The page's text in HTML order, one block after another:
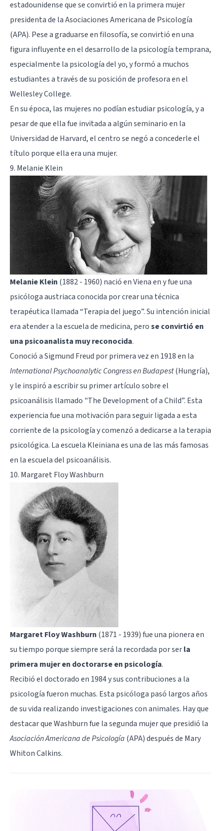
estadounidense que se convirtió en la primera mujer
presidenta de la Asociaciones Americana de Psicología
(APA). Pese a graduarse en filosofía, se convirtió en una
figura influyente en el desarrollo de la psicología temprana,
especialmente la psicología del yo, y formó a muchos
estudiantes a través de su posición de profesora en el
Wellesley College.
En su época, las mujeres no podían estudiar psicología, y a
pesar de que ella fue invitada a algún seminario en la
Universidad de Harvard, el centro se negó a concederle el
título porque ella era una mujer.
9. Melanie Klein
Melanie Klein (1882 - 1960) nació en Viena en y fue una
psicóloga austriaca conocida por crear una técnica
terapéutica llamada “Terapia del juego”. Su intención inicial
era atender a la escuela de medicina, perose convirtió en
una psicoanalista muy reconocida.
Conoció a Sigmund Freud por primera vez en 1918 en la
International Psychoanalytic Congress en Budapest(Hungría),
y le inspiró a escribir su primer artículo sobre el
psicoanálisis llamado "The Development of a Child”. Esta
experiencia fue una motivación para seguir ligada a esta
corriente de la psicología y comenzó a dedicarse a la terapia
psicológica. La escuela Kleiniana es una de las más famosas
en la escuela del psicoanálisis.
10. Margaret Floy Washburn
Margaret Floy Washburn (1871 - 1939) fue una pionera en
su tiempo porque siempre será la recordada por serla
primera mujer en doctorarse en psicología.
Recibió el doctorado en 1984 y sus contribuciones a la
psicología fueron muchas. Esta psicóloga pasó largos años
de su vida realizando investigaciones con animales. Hay que
destacar que Washburn fue la segunda mujer que presidió la
Asociación Americana de Psicología (APA) después de Mary
Whiton Calkins.